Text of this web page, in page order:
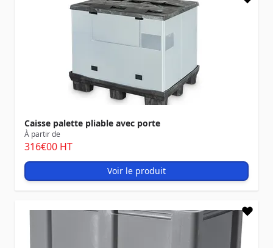
Caisse palette pliable avec porte
À partir de
316€00 HT
Voir le produit